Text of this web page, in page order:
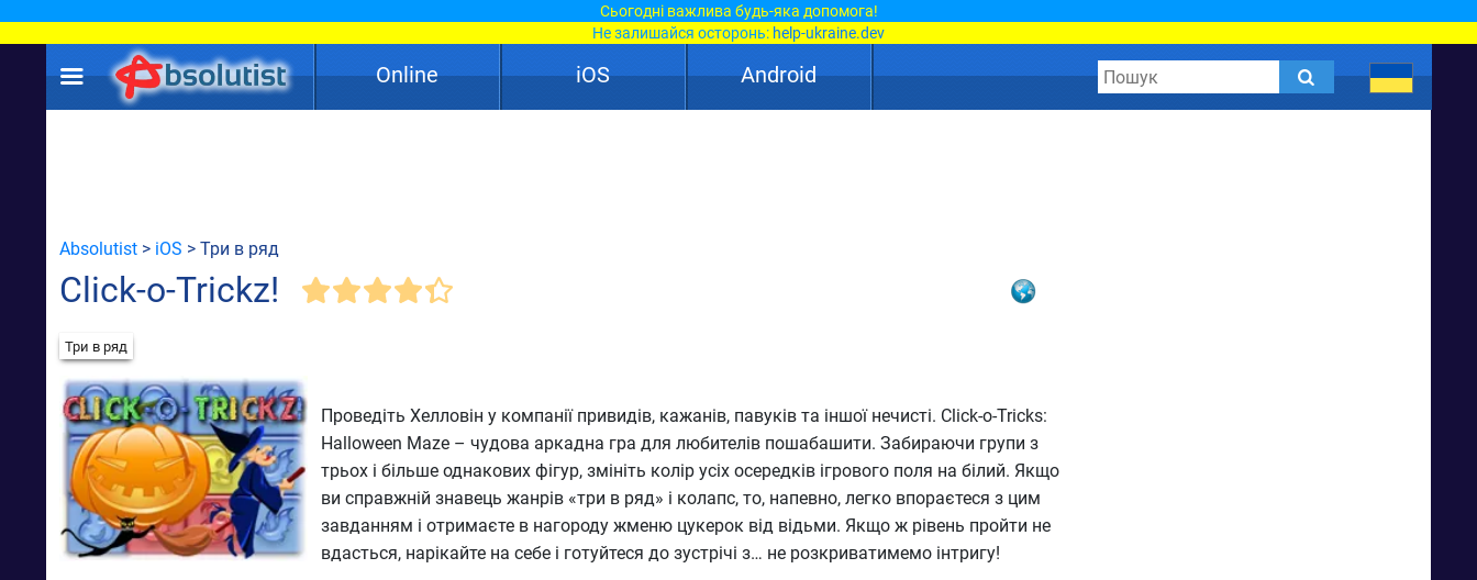
Сьогодні важлива будь-яка допомога!
Не залишайся осторонь: help-ukraine.dev
Online iOS Android
Absolutist > iOS > Три в ряд
Click-o-Trickz!
Три в ряд
Проведіть Хелловін у компанії привидів, кажанів, павуків та іншої нечисті. Click-o-Tricks:
Halloween Maze – чудова аркадна гра для любителів пошабашити. Забираючи групи з
трьох і більше однакових фігур, змініть колір усіх осередків ігрового поля на білий. Якщо
ви справжній знавець жанрів «три в ряд» і колапс, то, напевно, легко впораєтеся з цим
завданням і отримаєте в нагороду жменю цукерок від відьми. Якщо ж рівень пройти не
вдасться, нарікайте на себе і готуйтеся до зустрічі з… не розкриватимемо інтригу!